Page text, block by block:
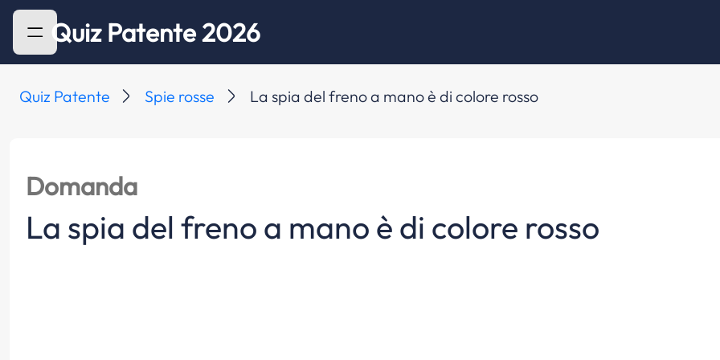
Quiz Patente 2026
Quiz Patente Spie rosse La spia del freno a mano è di colore rosso
Domanda
La spia del freno a mano è di colore rosso